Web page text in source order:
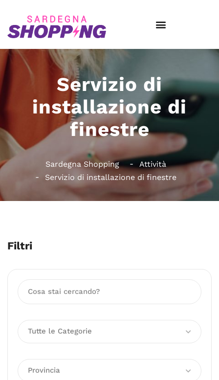
Servizio di
installazione di
finestre
Sardegna Shopping
Attività
Servizio di installazione di finestre
Filtri
Tutte le Categorie
Provincia